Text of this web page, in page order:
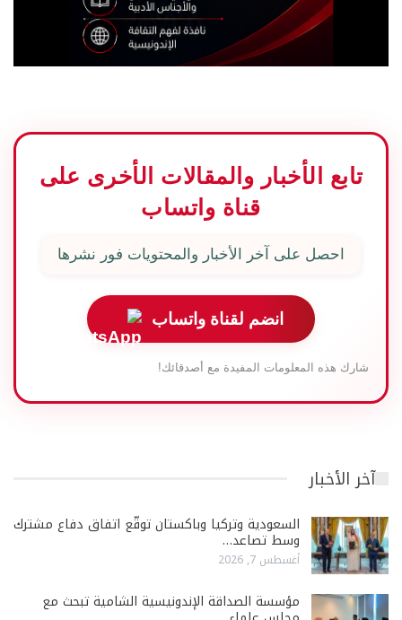
تابع الأخبار والمقالات الأخرى على
قناة واتساب
احصل على آخر الأخبار والمحتويات فور نشرها
انضم لقناة واتساب
شارك هذه المعلومات المفيدة مع أصدقائك!
آخر الأخبار
السعودية وتركيا وباكستان توقّع اتفاق دفاع مشترك
وسط تصاعد…
أغسطس 7, 2026
مؤسسة الصداقة الإندونيسية الشامية تبحث مع